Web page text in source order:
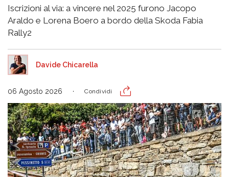
Iscrizioni al via: a vincere nel 2025 furono Jacopo
Araldo e Lorena Boero a bordo della Skoda Fabia
Rally2
Davide Chicarella
06 Agosto 2026 Condividi